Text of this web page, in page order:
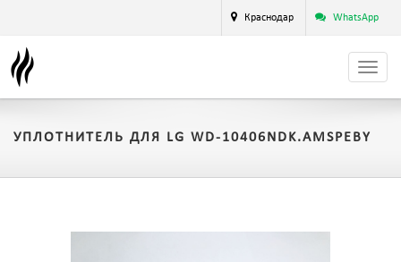
Краснодар WhatsApp
УПЛОТНИТЕЛЬ ДЛЯ LG WD-10406NDK.AMSPEBY